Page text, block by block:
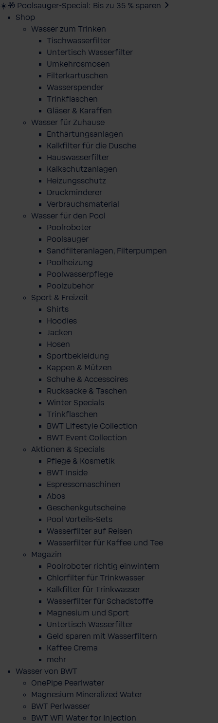
☀️🎁 Poolsauger-Special: Bis zu 35 % sparen
Shop
Wasser zum Trinken
Tischwasserfilter
Untertisch Wasserfilter
Umkehrosmosen
Filterkartuschen
Wasserspender
Trinkflaschen
Gläser & Karaffen
Wasser für Zuhause
Enthärtungsanlagen
Kalkfilter für die Dusche
Hauswasserfilter
Kalkschutzanlagen
Heizungsschutz
Druckminderer
Verbrauchsmaterial
Wasser für den Pool
Poolroboter
Poolsauger
Sandfilteranlagen, Filterpumpen
Poolheizung
Poolwasserpflege
Poolzubehör
Sport & Freizeit
Shirts
Hoodies
Jacken
Hosen
Sportbekleidung
Kappen & Mützen
Schuhe & Accessoires
Rucksäcke & Taschen
Winter Specials
Trinkflaschen
BWT Lifestyle Collection
BWT Event Collection
Aktionen & Specials
Pflege & Kosmetik
BWT Inside
Espressomaschinen
Abos
Geschenkgutscheine
Pool Vorteils-Sets
Wasserfilter auf Reisen
Wasserfilter für Kaffee und Tee
Magazin
Poolroboter richtig einwintern
Chlorfilter für Trinkwasser
Kalkfilter für Trinkwasser
Wasserfilter für Schadstoffe
Magnesium und Sport
Untertisch Wasserfilter
Geld sparen mit Wasserfiltern
Kaffee Crema
mehr
Wasser von BWT
OnePipe Pearlwater
Magnesium Mineralized Water
BWT Perlwasser
BWT WFI Water for Injection